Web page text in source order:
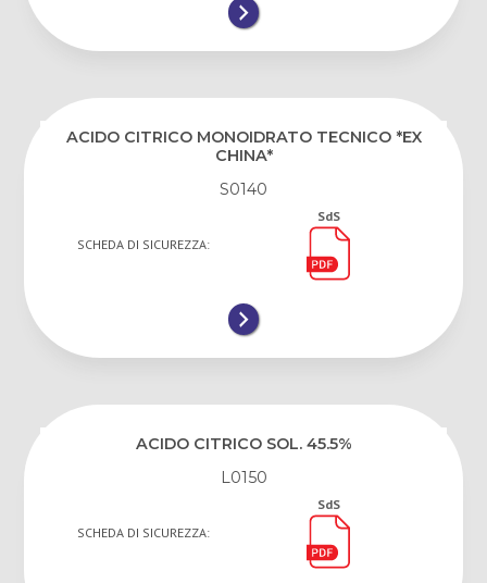
ACIDO CITRICO MONOIDRATO TECNICO *EX
CHINA*
S0140
SCHEDA DI SICUREZZA:
SdS
ACIDO CITRICO SOL. 45.5%
L0150
SCHEDA DI SICUREZZA:
SdS